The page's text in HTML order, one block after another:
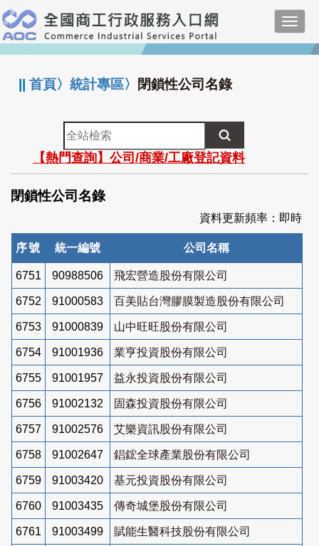
跳
到
主
要
:::
||首頁〉統計專區〉 閉鎖性公司名錄
全
站
檢
索
【熱門查詢】公司/商業/工廠登記資料
閉鎖性公司名錄
資料更新頻率：即時
序號 統一編號 公司名稱
6751 90988506 飛宏營造股份有限公司
6752 91000583 百美貼台灣膠膜製造股份有限公司
6753 91000839 山中旺旺股份有限公司
6754 91001936 業亨投資股份有限公司
6755 91001957 益永投資股份有限公司
6756 91002132 固森投資股份有限公司
6757 91002576 艾樂資訊股份有限公司
6758 91002647 錩鋐全球產業股份有限公司
6759 91003420 基元投資股份有限公司
6760 91003435 傳奇城堡股份有限公司
6761 91003499 賦能生醫科技股份有限公司